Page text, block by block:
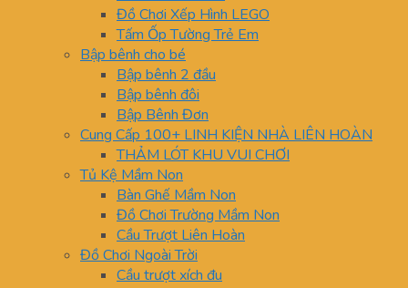
Đồ Chơi Xếp Hình LEGO
Tấm Ốp Tường Trẻ Em
Bập bênh cho bé
Bập bênh 2 đầu
Bập bênh đôi
Bập Bênh Đơn
Cung Cấp 100+ LINH KIỆN NHÀ LIÊN HOÀN
THẢM LÓT KHU VUI CHƠI
Tủ Kệ Mầm Non
Bàn Ghế Mầm Non
Đồ Chơi Trường Mầm Non
Cầu Trượt Liên Hoàn
Đồ Chơi Ngoài Trời
Cầu trượt xích đu